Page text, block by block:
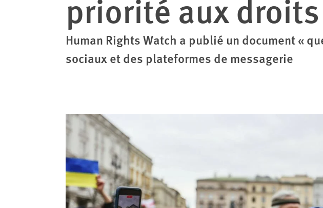
priorité aux
Human Rights Watch a publié un document «
sociaux et des plateformes de messagerie